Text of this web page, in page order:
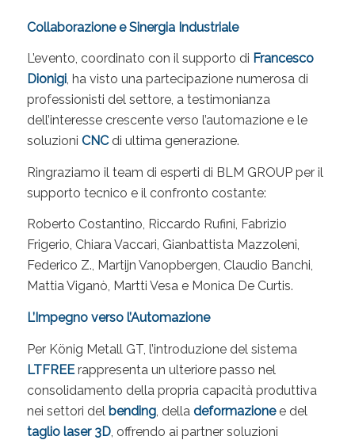
Collaborazione e Sinergia Industriale
L’evento, coordinato con il supporto di Francesco
Dionigi, ha visto una partecipazione numerosa di
professionisti del settore, a testimonianza
dell’interesse crescente verso l’automazione e le
soluzioni CNCdi ultima generazione.
Ringraziamo il team di esperti di BLM GROUP per il
supporto tecnico e il confronto costante:
Roberto Costantino, Riccardo Rufini, Fabrizio
Frigerio, Chiara Vaccari, Gianbattista Mazzoleni,
Federico Z., Martijn Vanopbergen, Claudio Banchi,
Mattia Viganò, Martti Vesa e Monica De Curtis.
L’Impegno verso l’Automazione
Per König Metall GT, l’introduzione del sistema
LTFREErappresenta un ulteriore passo nel
consolidamento della propria capacità produttiva
nei settori del bending, della deformazionee del
taglio laser 3D, offrendo ai partner soluzioni